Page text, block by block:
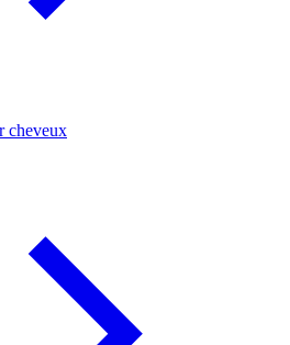
cheveux